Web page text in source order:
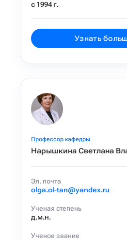
Узнать
с 1994 г.
Профессор кафедры
Нарышкина Светлана
Эл. почта
olga.ol-tan@yandex.ru
Ученая степень
д.м.н.
Ученое звание